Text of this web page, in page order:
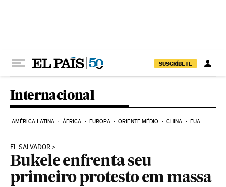
SUSCRÍBETE
Internacional
AMÉRICA LATINA ÁFRICA EUROPA ORIENTE MÉDIO CHINA EUA
EL SALVADOR
Bukele enfrenta seu
primeiro protesto em massa